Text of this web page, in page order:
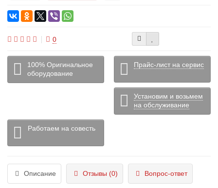
0
100% Оригинальное
оборудование
Прайс-лист на сервис
Установим и возьмем
на обслуживание
Работаем на совесть
Описание Отзывы (0) Вопрос-ответ